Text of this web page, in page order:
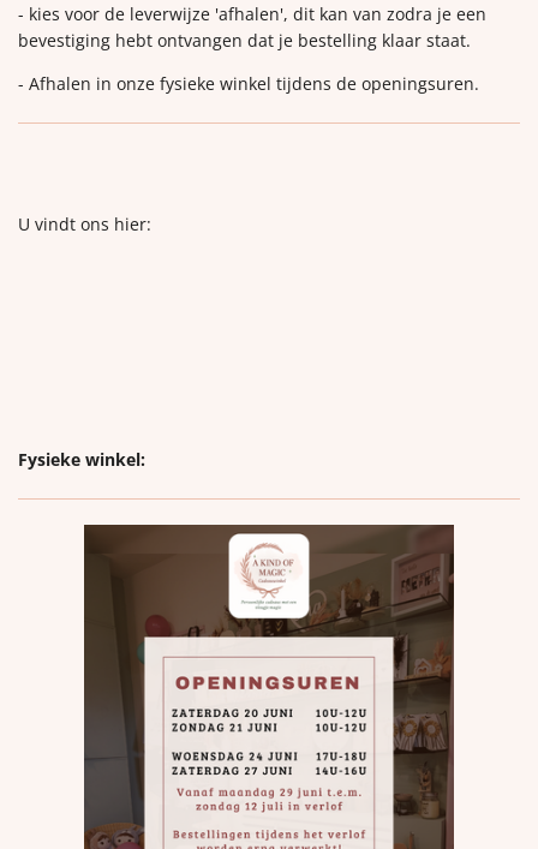
- kies voor de leverwijze 'afhalen', dit kan van zodra je een
bevestiging hebt ontvangen dat je bestelling klaar staat.
- Afhalen in onze fysieke winkel tijdens de openingsuren.
U vindt ons hier:
Fysieke winkel: